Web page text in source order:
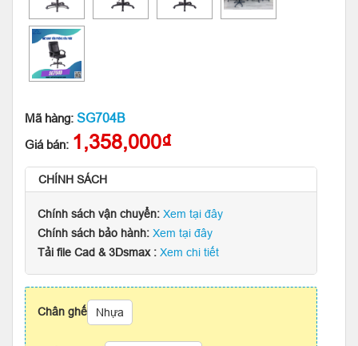
Mã hàng: SG704B
Giá bán: 1,358,000₫
CHÍNH SÁCH
Chính sách vận chuyển: Xem tại đây
Chính sách bảo hành: Xem tại đây
Tải file Cad & 3Dsmax : Xem chi tiết
Chân ghế Nhựa